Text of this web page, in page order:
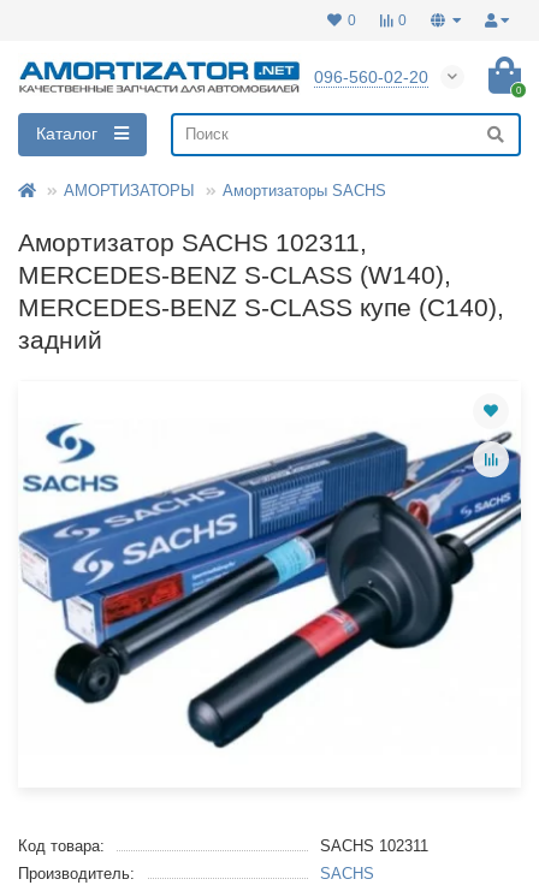
0
0
096-560-02-20
0
Каталог
АМОРТИЗАТОРЫ Амортизаторы SACHS
Амортизатор SACHS 102311,
MERCEDES-BENZ S-CLASS (W140),
MERCEDES-BENZ S-CLASS купе (C140),
задний
Код товара:
SACHS 102311
Производитель:
SACHS